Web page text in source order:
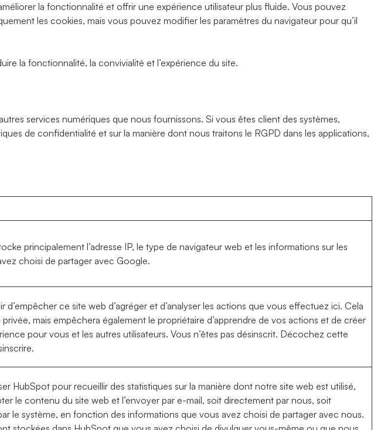
la fonctionnalité et offrir une expérience utilisateur plus fluide. Vous pouvez
les cookies, mais vous pouvez modifier les paramètres du navigateur pour qu’il
la fonctionnalité, la convivialité et l’expérience du site.
services numériques que nous fournissons. Si vous êtes client des systèmes,
de confidentialité et sur la manière dont nous traitons le RGPD dans les applications,
principalement l’adresse IP, le type de navigateur web et les informations sur les
choisi de partager avec Google.
d’empêcher ce site web d’agréger et d’analyser les actions que vous effectuez ici. Cela
mais empêchera également le propriétaire d’apprendre de vos actions et de créer
pour vous et les autres utilisateurs. Vous n’êtes pas désinscrit. Décochez cette
HubSpot pour recueillir des statistiques sur la manière dont notre site web est utilisé,
le contenu du site web et l’envoyer par e-mail, soit directement par nous, soit
le système, en fonction des informations que vous avez choisi de partager avec nous.